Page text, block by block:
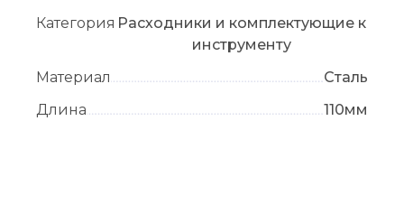
Категория Расходники и комплектующие к
инструменту
Материал
Сталь
Длина
110мм